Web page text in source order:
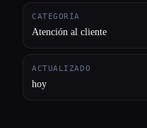
CATEGORÍA
Atención al cliente
ACTUALIZADO
hoy